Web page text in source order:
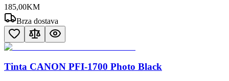
185,00KM
Brza dostava
Tinta CANON PFI-1700 Photo Black